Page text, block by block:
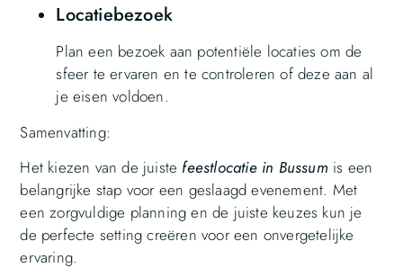
Locatiebezoek
Plan een bezoek aan potentiële locaties om de
sfeer te ervaren en te controleren of deze aan al
je eisen voldoen.
Samenvatting:
Het kiezen van de juiste feestlocatie in Bussum is een
belangrijke stap voor een geslaagd evenement. Met
een zorgvuldige planning en de juiste keuzes kun je
de perfecte setting creëren voor een onvergetelijke
ervaring.